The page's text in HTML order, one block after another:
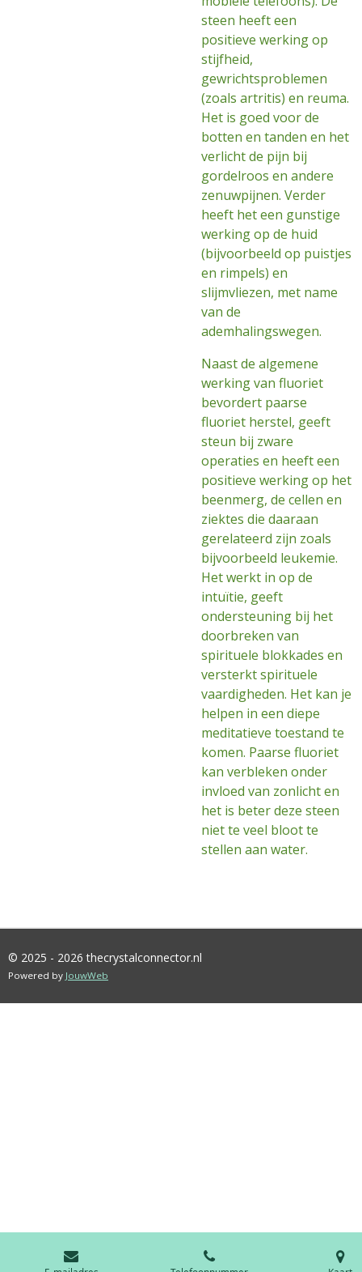
steen heeft een
positieve werking op
stijfheid,
gewrichtsproblemen
(zoals artritis) en reuma.
Het is goed voor de
botten en tanden en het
verlicht de pijn bij
gordelroos en andere
zenuwpijnen. Verder
heeft het een gunstige
werking op de huid
(bijvoorbeeld op puistjes
en rimpels) en
slijmvliezen, met name
van de
ademhalingswegen.
Naast de algemene
werking van fluoriet
bevordert paarse
fluoriet herstel, geeft
steun bij zware
operaties en heeft een
positieve werking op het
beenmerg, de cellen en
ziektes die daaraan
gerelateerd zijn zoals
bijvoorbeeld leukemie.
Het werkt in op de
intuïtie, geeft
ondersteuning bij het
doorbreken van
spirituele blokkades en
versterkt spirituele
vaardigheden. Het kan je
helpen in een diepe
meditatieve toestand te
komen. Paarse fluoriet
kan verbleken onder
invloed van zonlicht en
het is beter deze steen
niet te veel bloot te
stellen aan water.
© 2025 - 2026 thecrystalconnector.nl
Powered by JouwWeb